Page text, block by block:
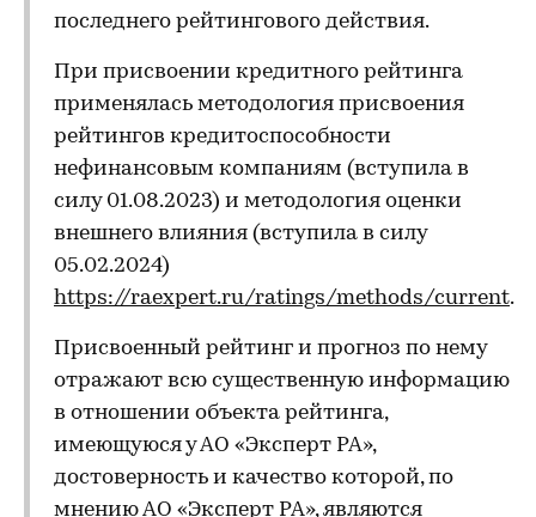
последнего рейтингового действия.
При присвоении кредитного рейтинга
применялась методология присвоения
рейтингов кредитоспособности
нефинансовым компаниям (вступила в
силу 01.08.2023) и методология оценки
внешнего влияния (вступила в силу
05.02.2024)
https://raexpert.ru/ratings/methods/current.
Присвоенный рейтинг и прогноз по нему
отражают всю существенную информацию
в отношении объекта рейтинга,
имеющуюся у АО «Эксперт РА»,
достоверность и качество которой, по
мнению АО «Эксперт РА», являются